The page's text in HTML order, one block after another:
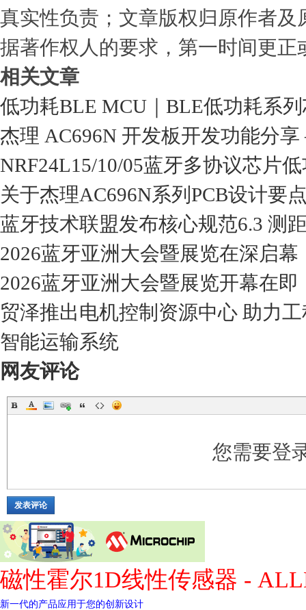
真实性负责；文章版权归原作者
据著作权人的要求，第一时间更正
相关文章
低功耗BLE MCU｜BLE低功耗系
杰理 AC696N 开发板开发功能分
NRF24L15/10/05蓝牙多协议芯片
关于杰理AC696N系列PCB设计
蓝牙技术联盟发布核心规范6.3 测
2026蓝牙亚洲大会暨展览在深启幕
2026蓝牙亚洲大会暨展览开幕在
贸泽推出电机控制资源中心 助力
智能运输系统
网友评论
您需要登
发表评论
磁性霍尔1D线性传感器 -
新一代的产品应用于您的创新设计